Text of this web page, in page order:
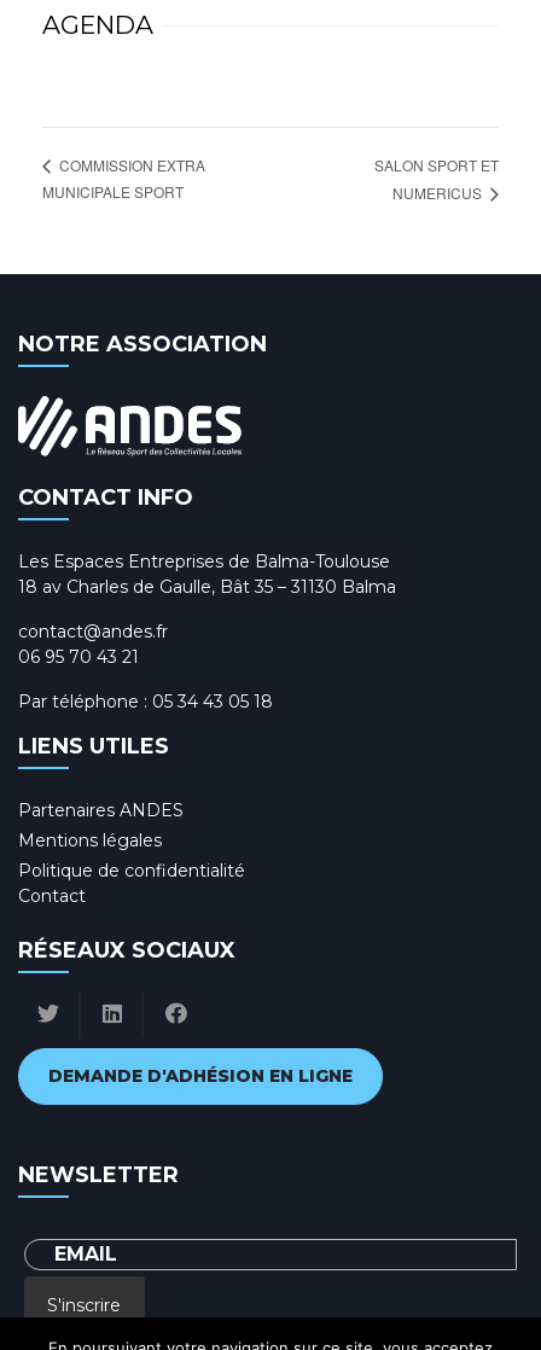
AGENDA
COMMISSION EXTRA
MUNICIPALE SPORT
SALON SPORT ET
NUMERICUS
NOTRE ASSOCIATION
CONTACT INFO
Les Espaces Entreprises de Balma-Toulouse
18 av Charles de Gaulle, Bât 35 – 31130 Balma
contact@andes.fr
06 95 70 43 21
Par téléphone : 05 34 43 05 18
LIENS UTILES
Partenaires ANDES
Mentions légales
Politique de confidentialité
Contact
RÉSEAUX SOCIAUX
DEMANDE D'ADHÉSION EN LIGNE
NEWSLETTER
S'inscrire